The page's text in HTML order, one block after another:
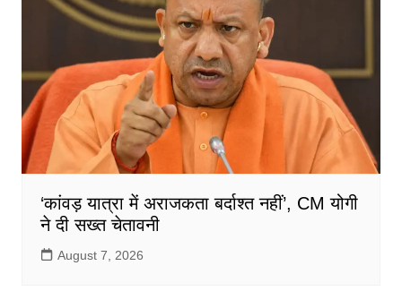
‘कांवड़ यात्रा में अराजकता बर्दाश्त नहीं’, CM योगी
ने दी सख्त चेतावनी
August 7, 2026